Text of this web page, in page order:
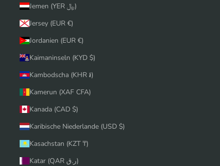
Jemen (YER ﷼)
Jersey (EUR €)
Jordanien (EUR €)
Kaimaninseln (KYD $)
Kambodscha (KHR ៛)
Kamerun (XAF CFA)
Kanada (CAD $)
Karibische Niederlande (USD $)
Kasachstan (KZT ₸)
Katar (QAR ر.ق)